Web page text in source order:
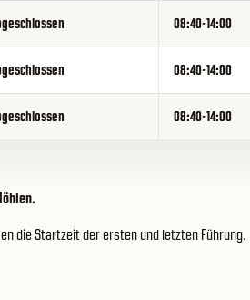
08:40-14:00
08:40-14:00
08:40-14:00
die Startzeit der ersten und letzten Führung.